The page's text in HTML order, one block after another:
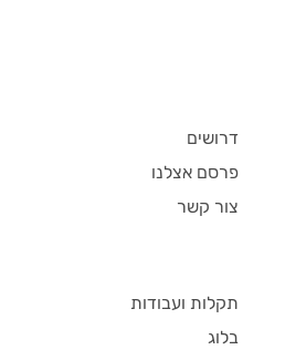
דרושים
פרסם אצלנו
צור קשר
תקלות ועבודות
בלוג